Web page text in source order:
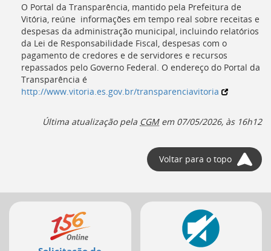
O Portal da Transparência, mantido pela Prefeitura de
Vitória, reúne informações em tempo real sobre receitas e
despesas da administração municipal, incluindo relatórios
da Lei de Responsabilidade Fiscal, despesas com o
pagamento de credores e de servidores e recursos
repassados pelo Governo Federal. O endereço do Portal da
Transparência é
http://www.vitoria.es.gov.br/transparenciavitoria
Última atualização pela CGMem 07/05/2026, às 16h12
Voltar para o topo
Mais
serviços